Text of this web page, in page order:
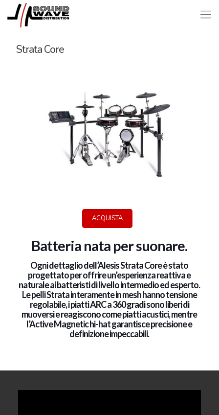
Strata Core
ACQUISTA
Batteria nata per suonare.
Ogni dettaglio dell’Alesis Strata Core è stato
progettato per offrire un’esperienza reattiva e
naturale ai batteristi di livello intermedio ed esperto.
Le pelli Strata interamente in mesh hanno tensione
regolabile, i piatti ARC a 360 gradi sono liberi di
muoversi e reagiscono come piatti acustici, mentre
l’Active Magnetic hi-hat garantisce precisione e
definizione impeccabili.